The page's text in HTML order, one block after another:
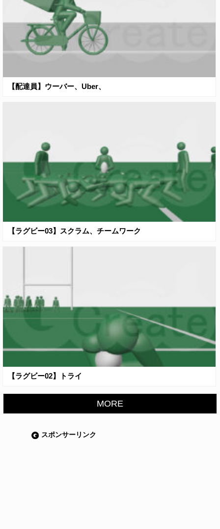
【配達員】ウーバー、Uber、
【ラグビー03】スクラム、チームワーク
【ラグビー02】トライ
MORE
スポンサーリンク